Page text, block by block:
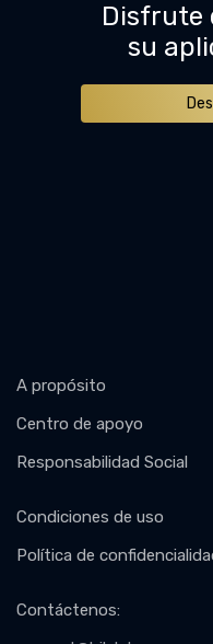
Disfrute
su
A propósito
Centro de apoyo
Responsabilidad Social
Condiciones de uso
Política de
Contáctenos: